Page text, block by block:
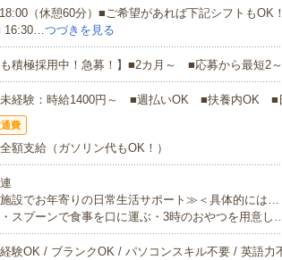
（休憩60分）■ご希望があれば下記シフトもOK
16:30…つづきを見る
も積極採用中！急募！】■2カ月～ ■応募から最短2
経験：時給1400円～ ■週払いOK ■扶養内OK ■
費
額支給（ガソリン代もOK！）
設でお年寄りの日常生活サポート≫＜具体的には…
スプーンで食事を口に運ぶ・3時のおやつを用意し
験OK / ブランクOK / パソコンスキル不要 / 英語力